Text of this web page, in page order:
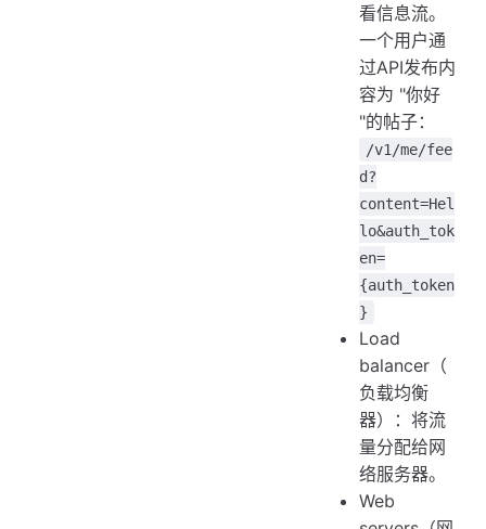
看信息流。
一个用户通
过API发布内
容为 "你好
"的帖子：
/v1/me/fee
d?
content=Hel
lo&auth_tok
en=
{auth_token
}
Load
balancer（
负载均衡
器）：将流
量分配给网
络服务器。
Web